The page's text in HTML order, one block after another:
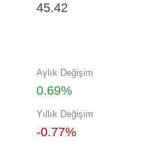
45.42
Aylık Değişim
0.69%
Yıllık Değişim
-0.77%